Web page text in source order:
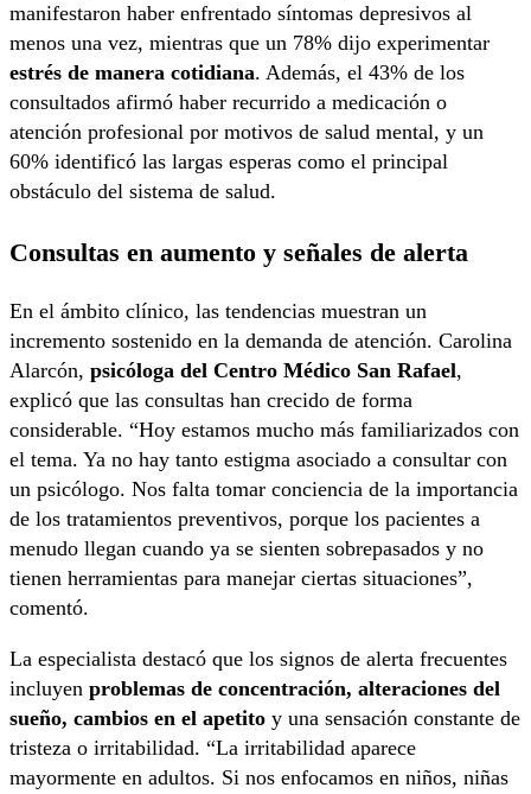
manifestaron haber enfrentado síntomas depresivos al
menos una vez, mientras que un 78% dijo experimentar
estrés de manera cotidiana. Además, el 43% de los
consultados afirmó haber recurrido a medicación o
atención profesional por motivos de salud mental, y un
60% identificó las largas esperas como el principal
obstáculo del sistema de salud.
Consultas en aumento y señales de alerta
En el ámbito clínico, las tendencias muestran un
incremento sostenido en la demanda de atención. Carolina
Alarcón, psicóloga del Centro Médico San Rafael,
explicó que las consultas han crecido de forma
considerable. “Hoy estamos mucho más familiarizados con
el tema. Ya no hay tanto estigma asociado a consultar con
un psicólogo. Nos falta tomar conciencia de la importancia
de los tratamientos preventivos, porque los pacientes a
menudo llegan cuando ya se sienten sobrepasados y no
tienen herramientas para manejar ciertas situaciones”,
comentó.
La especialista destacó que los signos de alerta frecuentes
incluyen problemas de concentración, alteraciones del
sueño, cambios en el apetito y una sensación constante de
tristeza o irritabilidad. “La irritabilidad aparece
mayormente en adultos. Si nos enfocamos en niños, niñas